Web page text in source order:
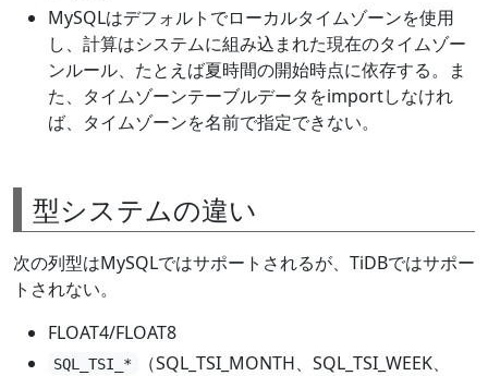
MySQLはデフォルトでローカルタイムゾーンを使用
し、計算はシステムに組み込まれた現在のタイムゾー
ンルール、たとえば夏時間の開始時点に依存する。ま
た、タイムゾーンテーブルデータをimportしなけれ
ば、タイムゾーンを名前で指定できない。
型システムの違い
次の列型はMySQLではサポートされるが、TiDBではサポー
トされない。
FLOAT4/FLOAT8
SQL_TSI_*
（SQL_TSI_MONTH、SQL_TSI_WEEK、